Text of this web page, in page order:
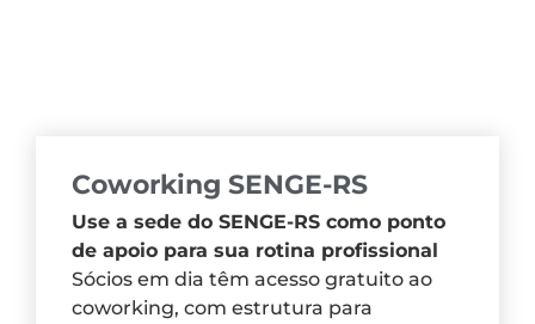
Coworking SENGE-RS
Use a sede do SENGE-RS como ponto
de apoio para sua rotina profissional
Sócios em dia têm acesso gratuito ao
coworking, com estrutura para